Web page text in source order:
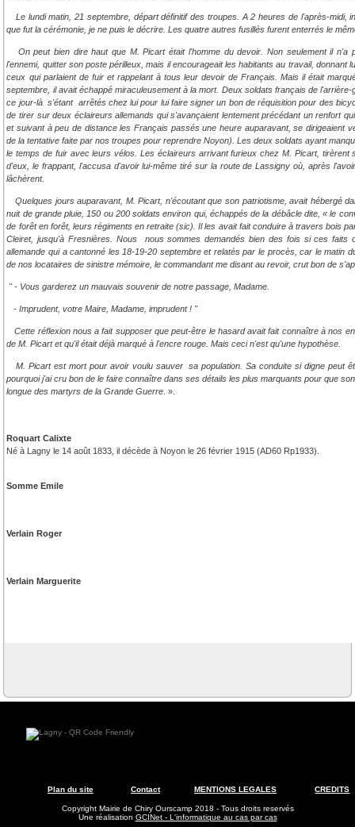
Le lundi matin, 21 septembre, départ définitif des troupes. A 2 heures de l'après-midi,
que fut la cérémonie, je ne puis le décrire. Les quatre autres fusillés furent enterrés le
On peut bien dire haut que M. Picart était l'homme du devoir. Non seulement il n'a
l'ennemi, quitter son poste périlleux, mais il encourageait les habitants au travail, donnant
ceux qui parlaient de fuir et rappelant à tous leur devoir de Français. Mais il était
septembre, il avait échappé miraculeusement à la mort. Deux soldats français de
ce jour-là s'étant arrêtés chez lui pour lui faire signer un bon de réquisition pour des
de tirer sur deux éclaireurs allemands qui s'avançaient lentement précédant un renfort
et suivant à peu de distance les Français passés une heure auparavant, se dirigeaient
de la tentative faite par nos troupes pour reprendre Noyon). Les deux soldats ayant
le temps de fuir avec leurs vélos. Les éclaireurs arrivant furieux chez M. Picart, tirèrent
d'eux, le frappant, l'accusa d'avoir lui-même tiré sur la route de Lassigny où, après
lâchèrent.
Quelques jours auparavant, M. Picart, n'écoutant que son patriotisme, avait hébergé
nuit de grande pluie, 150 ou 200 soldats environ qui, échappés de la débâcle dite, « le
de forêt en forêt, leurs régiments en retraite (sic). Il les avait fait conduire à travers bois
Cleiret, jusqu'à Fresnières. Nous nous sommes demandés bien des fois si ces faits
allemande qui a cantonné les 18-19-20 septembre et relatés par le procès, car le matin
de nos locataires de sinistre mémoire, le commandant me disant au revoir, crut bon de
" - Vous garderez un mauvais souvenir de notre passage, Madame.
- Imprudent, votre Maire, Madame, imprudent ! "
Cette réflexion nous a fait supposer que peut-être le hasard avait fait connaître à nos
de M. Picart et qu'il était déjà marqué à l'encre rouge. Mais ceci n'est qu'une hypothèse.
M. Picart est mort pour avoir voulu sauver sa population. Sa conduite si digne peut
pourquoi j'ai cru bon de le faire connaître dans ses détails les plus marquants pour que
longue des martyrs de la Grande Guerre . ».
Roquart Calixte
Né à Lagny le 14 août 1833, il décède à Noyon le 26 février 1915 (AD60 Rp1933).
Somme Emile
Verlain Roger
Verlain Marguerite
Plan du site Contact MENTIONS LEGALES CREDITS
Copyright Mairie de Chiry Ourscamp 2018 - Tous droits reservés
Une réalisation GCINet - L'informatique au cas par cas